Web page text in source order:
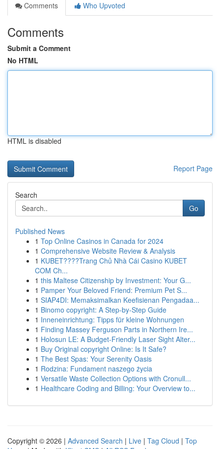
Comments
Who Upvoted
Comments
Submit a Comment
No HTML
HTML is disabled
Report Page
Search
Go
Published News
1 Top Online Casinos in Canada for 2024
1 Comprehensive Website Review & Analysis
1 KUBET????️Trang Chủ Nhà Cái Casino KUBET
COM Ch...
1 this Maltese Citizenship by Investment: Your G...
1 Pamper Your Beloved Friend: Premium Pet S...
1 SIAP4DI: Memaksimalkan Keefisienan Pengadaa...
1 Binomo copyright: A Step-by-Step Guide
1 Inneneinrichtung: Tipps für kleine Wohnungen
1 Finding Massey Ferguson Parts in Northern Ire...
1 Holosun LE: A Budget-Friendly Laser Sight Alter...
1 Buy Original copyright Online: Is It Safe?
1 The Best Spas: Your Serenity Oasis
1 Rodzina: Fundament naszego życia
1 Versatile Waste Collection Options with Cronull...
1 Healthcare Coding and Billing: Your Overview to...
Copyright © 2026 | Advanced Search | Live | Tag Cloud | Top